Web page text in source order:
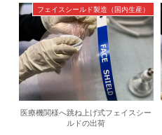
フェイスシールド製造（国内生産）
医療機関様へ跳ね上げ式フェイスシー
ルドの出荷